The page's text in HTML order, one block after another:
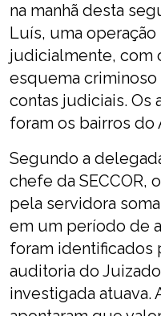
na manhã desta
Luís, uma
judicialmente, com
esquema
contas judiciais. Os
foram os bairros do
Segundo a
chefe da SECCOR,
pela servidora
em um período de
foram identificados
auditoria do
investigada atuava.